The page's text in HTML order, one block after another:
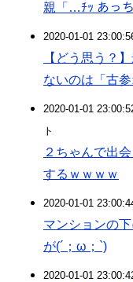
親「…ﾁｯ あっ
2020-01-01
【どう思う？
ないのは「古
2020-01-01
ト
２ちゃんで出
するｗｗｗｗ
2020-01-01
マンションの
が(´；ω；`)
2020-01-01